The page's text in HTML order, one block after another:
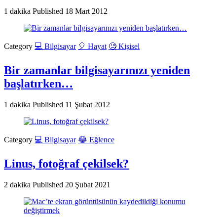
1 dakika Published 18 Mart 2012
Category 💻 Bilgisayar 🎈 Hayat 🧐 Kişisel
Bir zamanlar bilgisayarınızı yeniden
başlatırken…
1 dakika Published 11 Şubat 2012
Category 💻 Bilgisayar 😂 Eğlence
Linus, fotoğraf çekilsek?
2 dakika Published 20 Şubat 2021